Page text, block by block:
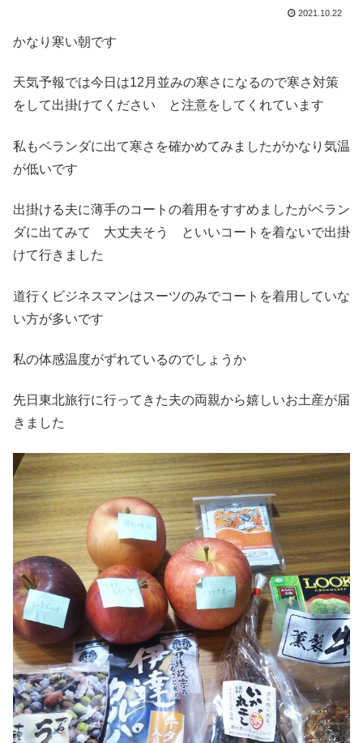
2021.10.22
かなり寒い朝です
天気予報では今日は12月並みの寒さになるので寒さ対策
をして出掛けてください と注意をしてくれています
私もベランダに出て寒さを確かめてみましたがかなり気温
が低いです
出掛ける夫に薄手のコートの着用をすすめましたがベラン
ダに出てみて 大丈夫そう といいコートを着ないで出掛
けて行きました
道行くビジネスマンはスーツのみでコートを着用していな
い方が多いです
私の体感温度がずれているのでしょうか
先日東北旅行に行ってきた夫の両親から嬉しいお土産が届
きました